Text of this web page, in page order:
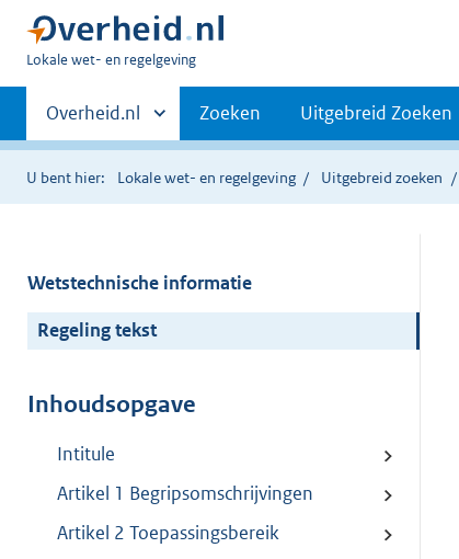
U
hier:
Lokale wet- en regelgeving
Primaire
navigatie
Andere
sites
binnen
Overheid.nl Zoeken Uitgebreid Zoeken
U bent hier: Lokale wet- en regelgeving Uitgebreid zoeken
Wetstechnische informatie
Regeling tekst
Inhoudsopgave
Intitule
Artikel 1 Begripsomschrijvingen
Artikel 2 Toepassingsbereik